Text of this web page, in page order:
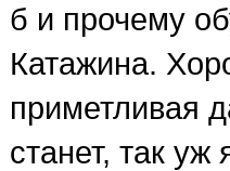
б и прочему
Катажина.
приметливая
станет, так